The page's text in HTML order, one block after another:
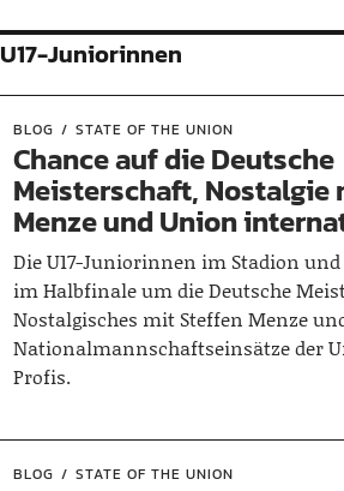
U17-Juniorinnen
BLOG STATE OF THE UNION
Chance auf die Deutsche
Meisterschaft, Nostalgie
Menze und Union
Die U17-Juniorinnen im Stadion
im Halbfinale um die Deutsche
Nostalgisches mit Steffen Menze
Nationalmannschaftseinsätze der
Profis.
BLOG STATE OF THE UNION